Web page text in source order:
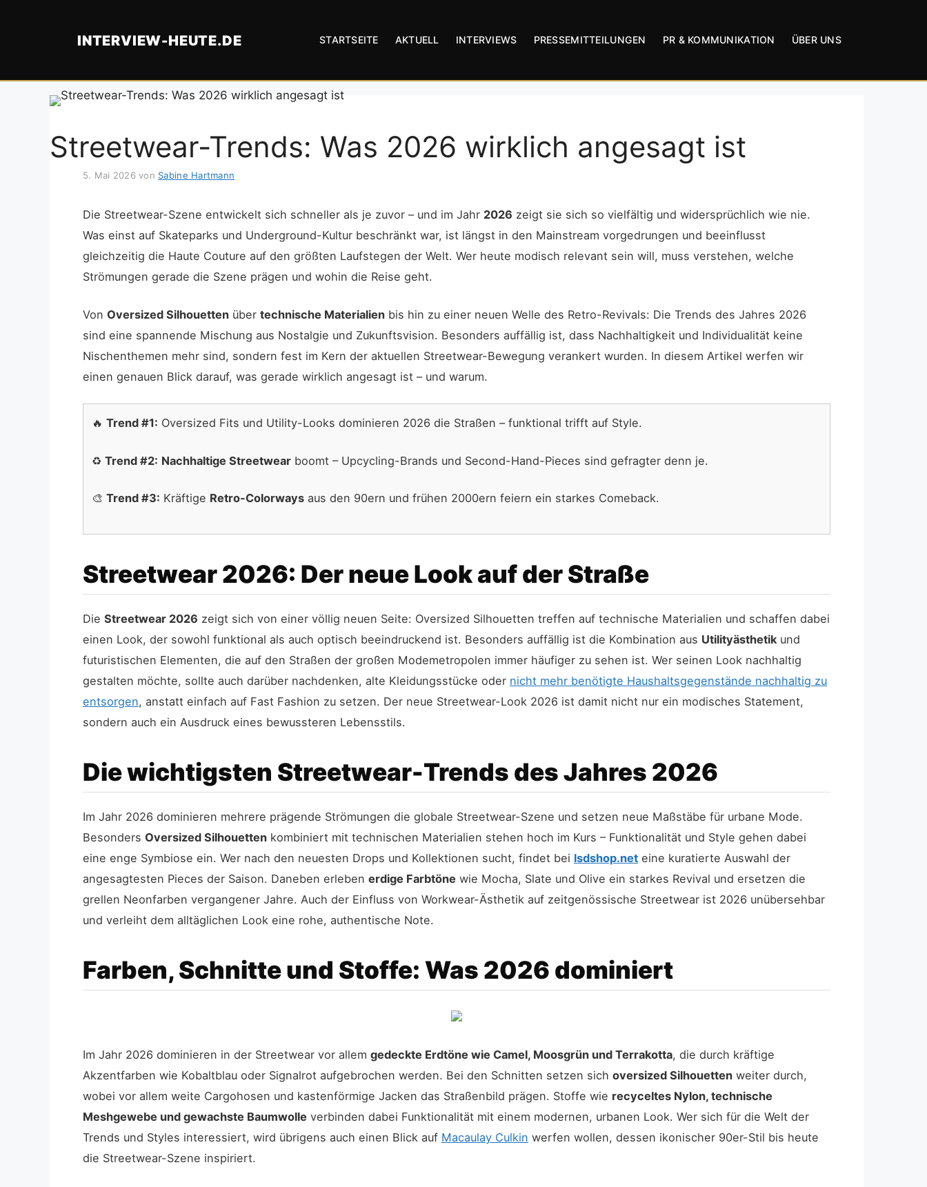
INTERVIEW-HEUTE.DE STARTSEITE AKTUELL INTERVIEWS PRESSEMITTEILUNGEN PR & KOMMUNIKATION ÜBER UNS
Streetwear-Trends: Was 2026 wirklich angesagt ist
5. Mai 2026 von Sabine Hartmann
Die Streetwear-Szene entwickelt sich schneller als je zuvor – und im Jahr 2026 zeigt sie sich so vielfältig und widersprüchlich wie nie.
Was einst auf Skateparks und Underground-Kultur beschränkt war, ist längst in den Mainstream vorgedrungen und beeinflusst
gleichzeitig die Haute Couture auf den größten Laufstegen der Welt. Wer heute modisch relevant sein will, muss verstehen, welche
Strömungen gerade die Szene prägen und wohin die Reise geht.
Von Oversized Silhouetten über technische Materialien bis hin zu einer neuen Welle des Retro-Revivals: Die Trends des Jahres 2026
sind eine spannende Mischung aus Nostalgie und Zukunftsvision. Besonders auffällig ist, dass Nachhaltigkeit und Individualität keine
Nischenthemen mehr sind, sondern fest im Kern der aktuellen Streetwear-Bewegung verankert wurden. In diesem Artikel werfen wir
einen genauen Blick darauf, was gerade wirklich angesagt ist – und warum.
🔥 Trend #1: Oversized Fits und Utility-Looks dominieren 2026 die Straßen – funktional trifft auf Style.
♻️ Trend #2: Nachhaltige Streetwear boomt – Upcycling-Brands und Second-Hand-Pieces sind gefragter denn je.
🎨 Trend #3: Kräftige Retro-Colorways aus den 90ern und frühen 2000ern feiern ein starkes Comeback.
Streetwear 2026: Der neue Look auf der Straße
Die Streetwear 2026 zeigt sich von einer völlig neuen Seite: Oversized Silhouetten treffen auf technische Materialien und schaffen dabei
einen Look, der sowohl funktional als auch optisch beeindruckend ist. Besonders auffällig ist die Kombination aus Utilityästhetik und
futuristischen Elementen, die auf den Straßen der großen Modemetropolen immer häufiger zu sehen ist. Wer seinen Look nachhaltig
gestalten möchte, sollte auch darüber nachdenken, alte Kleidungsstücke oder nicht mehr benötigte Haushaltsgegenstände nachhaltig zu
entsorgen, anstatt einfach auf Fast Fashion zu setzen. Der neue Streetwear-Look 2026 ist damit nicht nur ein modisches Statement,
sondern auch ein Ausdruck eines bewussteren Lebensstils.
Die wichtigsten Streetwear-Trends des Jahres 2026
Im Jahr 2026 dominieren mehrere prägende Strömungen die globale Streetwear-Szene und setzen neue Maßstäbe für urbane Mode.
Besonders Oversized Silhouetten kombiniert mit technischen Materialien stehen hoch im Kurs – Funktionalität und Style gehen dabei
eine enge Symbiose ein. Wer nach den neuesten Drops und Kollektionen sucht, findet bei lsdshop.net eine kuratierte Auswahl der
angesagtesten Pieces der Saison. Daneben erleben erdige Farbtöne wie Mocha, Slate und Olive ein starkes Revival und ersetzen die
grellen Neonfarben vergangener Jahre. Auch der Einfluss von Workwear-Ästhetik auf zeitgenössische Streetwear ist 2026 unübersehbar
und verleiht dem alltäglichen Look eine rohe, authentische Note.
Farben, Schnitte und Stoffe: Was 2026 dominiert
Im Jahr 2026 dominieren in der Streetwear vor allem gedeckte Erdtöne wie Camel, Moosgrün und Terrakotta, die durch kräftige
Akzentfarben wie Kobaltblau oder Signalrot aufgebrochen werden. Bei den Schnitten setzen sich oversized Silhouetten weiter durch,
wobei vor allem weite Cargohosen und kastenförmige Jacken das Straßenbild prägen. Stoffe wie recyceltes Nylon, technische
Meshgewebe und gewachste Baumwolle verbinden dabei Funktionalität mit einem modernen, urbanen Look. Wer sich für die Welt der
Trends und Styles interessiert, wird übrigens auch einen Blick auf Macaulay Culkin werfen wollen, dessen ikonischer 90er-Stil bis heute
die Streetwear-Szene inspiriert.